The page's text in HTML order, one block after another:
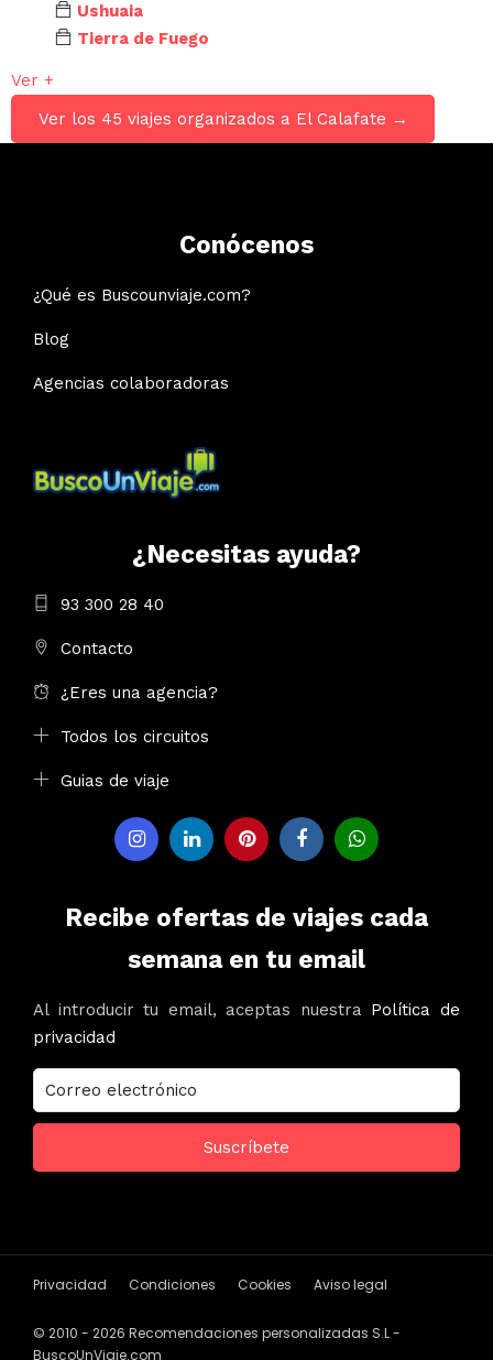
Ushuaia
Tierra de Fuego
Ver +
Ver los 45 viajes organizados a El Calafate →
Conócenos
¿Qué es Buscounviaje.com?
Blog
Agencias colaboradoras
¿Necesitas ayuda?
93 300 28 40
Contacto
¿Eres una agencia?
Todos los circuitos
Guias de viaje
Recibe ofertas de viajes cada
semana en tu email
Al introducir tu email, aceptas nuestra Política de
privacidad
Privacidad Condiciones Cookies Aviso legal
© 2010 - 2026 Recomendaciones personalizadas S.L -
BuscoUnViaje.com